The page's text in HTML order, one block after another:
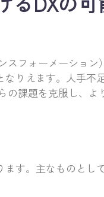
スフォーメーション
りえます。人手不
の課題を克服し、
す。主なものとし